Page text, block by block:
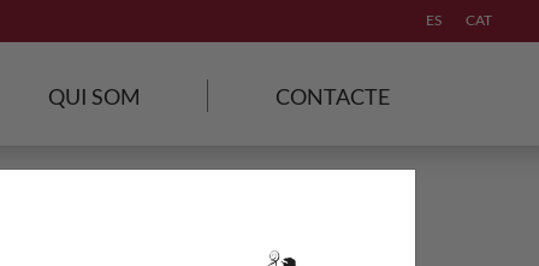
ES CAT
QUI SOM CONTACTE